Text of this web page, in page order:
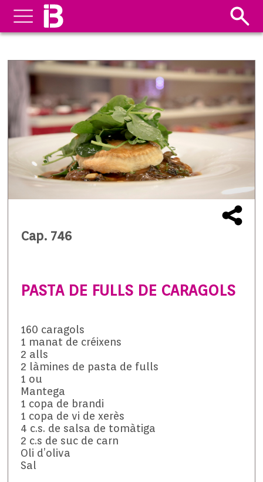
Cap. 746
PASTA DE FULLS DE CARAGOLS
160 caragols
1 manat de créixens
2 alls
2 làmines de pasta de fulls
1 ou
Mantega
1 copa de brandi
1 copa de vi de xerès
4 c.s. de salsa de tomàtiga
2 c.s de suc de carn
Oli d’oliva
Sal